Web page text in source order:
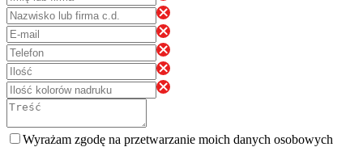
Wyrażam zgodę na przetwarzanie moich danych osobowych